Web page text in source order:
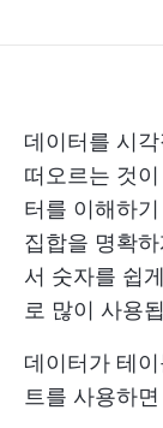
데이터를 시
떠오르는 것
터를 이해하
집합을 명확
서 숫자를 쉽
로 많이 사용
데이터가 테
트를 사용하